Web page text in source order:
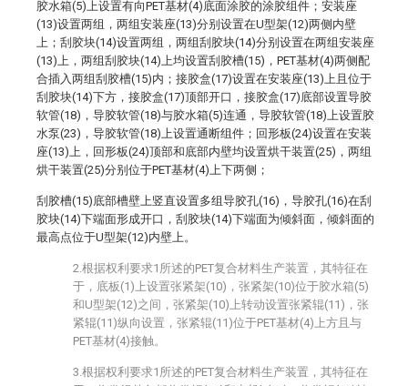
胶水箱(5)上设置有向PET基材(4)底面涂胶的涂胶组件；安装座
(13)设置两组，两组安装座(13)分别设置在U型架(12)两侧内壁
上；刮胶块(14)设置两组，两组刮胶块(14)分别设置在两组安装座
(13)上，两组刮胶块(14)上均设置刮胶槽(15)，PET基材(4)两侧配
合插入两组刮胶槽(15)内；接胶盒(17)设置在安装座(13)上且位于
刮胶块(14)下方，接胶盒(17)顶部开口，接胶盒(17)底部设置导胶
软管(18)，导胶软管(18)与胶水箱(5)连通，导胶软管(18)上设置胶
水泵(23)，导胶软管(18)上设置通断组件；回形板(24)设置在安装
座(13)上，回形板(24)顶部和底部内壁均设置烘干装置(25)，两组
烘干装置(25)分别位于PET基材(4)上下两侧；
刮胶槽(15)底部槽壁上竖直设置多组导胶孔(16)，导胶孔(16)在刮
胶块(14)下端面形成开口，刮胶块(14)下端面为倾斜面，倾斜面的
最高点位于U型架(12)内壁上。
2.根据权利要求1所述的PET复合材料生产装置，其特征在
于，底板(1)上设置张紧架(10)，张紧架(10)位于胶水箱(5)
和U型架(12)之间，张紧架(10)上转动设置张紧辊(11)，张
紧辊(11)纵向设置，张紧辊(11)位于PET基材(4)上方且与
PET基材(4)接触。
3.根据权利要求1所述的PET复合材料生产装置，其特征在